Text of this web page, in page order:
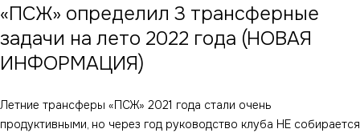
«ПСЖ» определил 3 трансферные
задачи на лето 2022 года (НОВАЯ
ИНФОРМАЦИЯ)
Летние трансферы «ПСЖ» 2021 года стали очень
продуктивными, но через год руководство клуба НЕ собирается